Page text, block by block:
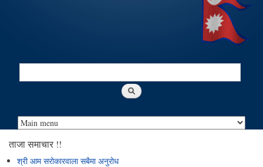
Search
ताजा समाचार !!
श्री आम सरोकारवाला सबैमा अनुरोध